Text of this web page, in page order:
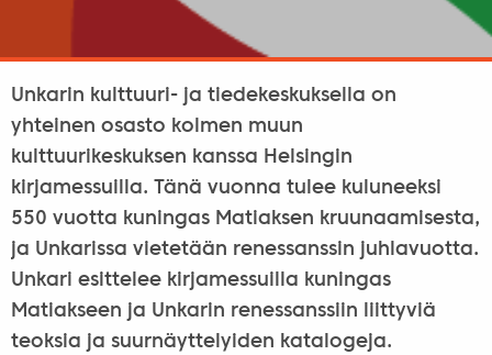
Unkarin kulttuuri- ja tiedekeskuksella on
yhteinen osasto kolmen muun
kulttuurikeskuksen kanssa Helsingin
kirjamessuilla. Tänä vuonna tulee kuluneeksi
550 vuotta kuningas Matiaksen kruunaamisesta,
ja Unkarissa vietetään renessanssin juhlavuotta.
Unkari esittelee kirjamessuilla kuningas
Matiakseen ja Unkarin renessanssiin liittyviä
teoksia ja suurnäyttelyiden katalogeja.